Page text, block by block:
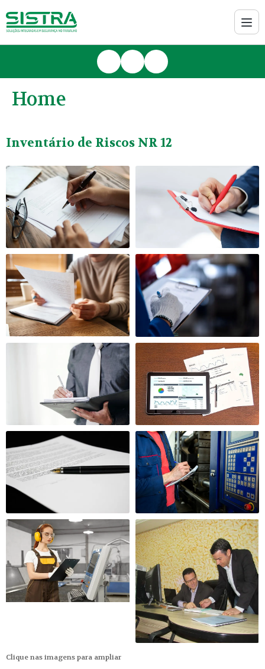
Home
Inventário de Riscos NR 12
Clique nas imagens para ampliar